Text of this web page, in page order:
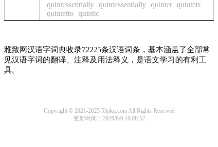
quintessentially quintessentially quintet quintets
quintetto quintic
雅致网汉语字词典收录72225条汉语词条，基本涵盖了全部常
见汉语字词的翻译、注释及用法释义，是语文学习的有利工
具。
Copyright © 2021-2025 53pku.com All Rights Reserved
更新时间：2026/8/9 16:08:52